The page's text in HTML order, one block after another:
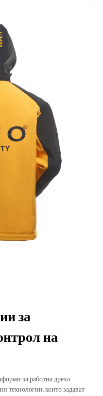
за
на
за работна дреха
технологии, които задават